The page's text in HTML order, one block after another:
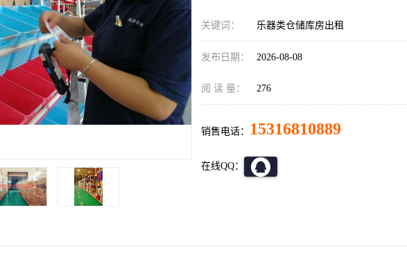
关键词： 乐器类仓储库房出租
发布日期： 2026-08-08
阅 读 量： 276
销售电话： 15316810889
在线QQ：